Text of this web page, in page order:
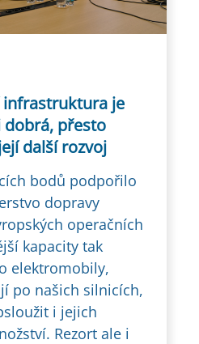
infrastruktura je
přesto
další rozvoj
bodů podpořilo
dopravy
operačních
kapacity tak
elektromobily,
po našich silnicích,
i jejich
Rezort ale i